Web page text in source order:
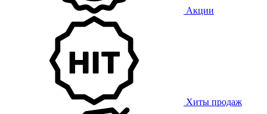
Акции
Хиты продаж